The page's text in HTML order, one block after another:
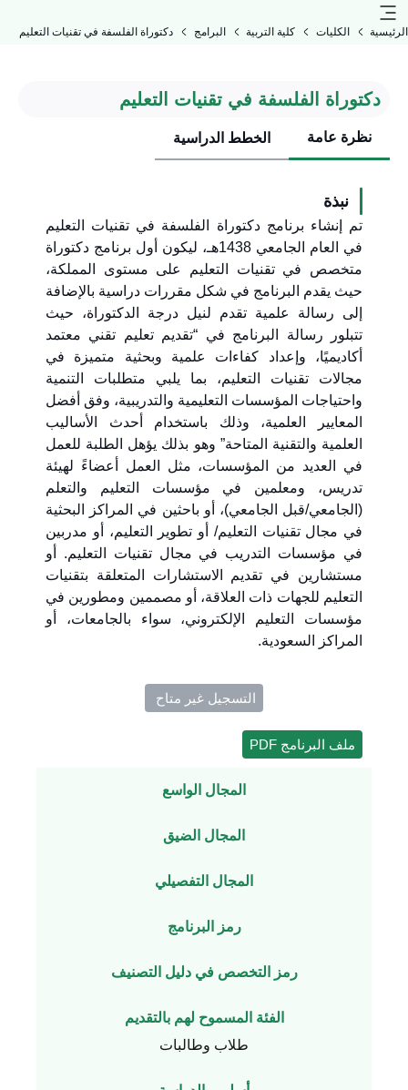
الرئيسية الكليات كلية التربية البرامج دكتوراة الفلسفة في تقنيات التعليم
دكتوراة الفلسفة في تقنيات التعليم
نظرة عامة الخطط الدراسية
نبذة
تم إنشاء برنامج دكتوراة الفلسفة في تقنيات التعليم
في العام الجامعي 1438هـ، ليكون أول برنامج دكتوراة
متخصص في تقنيات التعليم على مستوى المملكة،
حيث يقدم البرنامج في شكل مقررات دراسية بالإضافة
إلى رسالة علمية تقدم لنيل درجة الدكتوراة، حيث
تتبلور رسالة البرنامج في “تقديم تعليم تقني معتمد
أكاديميًا، وإعداد كفاءات علمية وبحثية متميزة في
مجالات تقنيات التعليم، بما يلبي متطلبات التنمية
واحتياجات المؤسسات التعليمية والتدريبية، وفق أفضل
المعايير العلمية، وذلك باستخدام أحدث الأساليب
العلمية والتقنية المتاحة” وهو بذلك يؤهل الطلبة للعمل
في العديد من المؤسسات، مثل العمل أعضاءً لهيئة
تدريس، ومعلمين في مؤسسات التعليم والتعلم
(الجامعي/قبل الجامعي)، أو باحثين في المراكز البحثية
في مجال تقنيات التعليم/ أو تطوير التعليم، أو مدربين
في مؤسسات التدريب في مجال تقنيات التعليم. أو
مستشارين في تقديم الاستشارات المتعلقة بتقنيات
التعليم للجهات ذات العلاقة، أو مصممين ومطورين في
مؤسسات التعليم الإلكتروني، سواء بالجامعات، أو
المراكز السعودية.
التسجيل غير متاح ​
ملف البرنامج PDF
المجال الواسع
المجال الضيق
المجال التفصيلي
رمز البرنامج
رمز التخصص في دليل التصنيف
الفئة المسموح لهم بالتقديم
طلاب وطالبات